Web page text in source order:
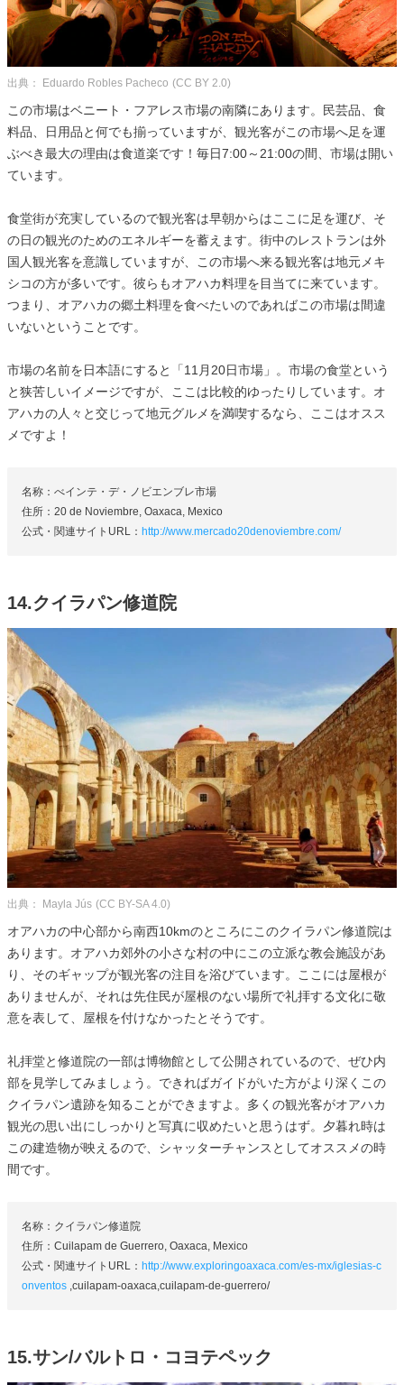
出典： Eduardo Robles Pacheco (CC BY 2.0)
この市場はベニート・フアレス市場の南隣にあります。民芸品、食
料品、日用品と何でも揃っていますが、観光客がこの市場へ足を運
ぶべき最大の理由は食道楽です！毎日7:00～21:00の間、市場は開い
ています。
食堂街が充実しているので観光客は早朝からはここに足を運び、そ
の日の観光のためのエネルギーを蓄えます。街中のレストランは外
国人観光客を意識していますが、この市場へ来る観光客は地元メキ
シコの方が多いです。彼らもオアハカ料理を目当てに来ています。
つまり、オアハカの郷土料理を食べたいのであればこの市場は間違
いないということです。
市場の名前を日本語にすると「11月20日市場」。市場の食堂という
と狭苦しいイメージですが、ここは比較的ゆったりしています。オ
アハカの人々と交じって地元グルメを満喫するなら、ここはオスス
メですよ！
名称：べインテ・デ・ノビエンブレ市場
住所：20 de Noviembre, Oaxaca, Mexico
公式・関連サイトURL： http://www.mercado20denoviembre.com/
14.クイラパン修道院
出典： Mayla Jús (CC BY-SA 4.0)
オアハカの中心部から南西10kmのところにこのクイラパン修道院は
あります。オアハカ郊外の小さな村の中にこの立派な教会施設があ
り、そのギャップが観光客の注目を浴びています。ここには屋根が
ありませんが、それは先住民が屋根のない場所で礼拝する文化に敬
意を表して、屋根を付けなかったとそうです。
礼拝堂と修道院の一部は博物館として公開されているので、ぜひ内
部を見学してみましょう。できればガイドがいた方がより深くこの
クイラパン遺跡を知ることができますよ。多くの観光客がオアハカ
観光の思い出にしっかりと写真に収めたいと思うはず。夕暮れ時は
この建造物が映えるので、シャッターチャンスとしてオススメの時
間です。
名称：クイラパン修道院
住所：Cuilapam de Guerrero, Oaxaca, Mexico
公式・関連サイトURL： http://www.exploringoaxaca.com/es-mx/iglesias-c
onventos ,cuilapam-oaxaca,cuilapam-de-guerrero/
15.サン/バルトロ・コヨテペック